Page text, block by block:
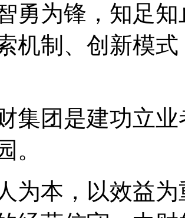
勇为锋，知足
机制、创新模
团是建功立业
。
本，以效益为